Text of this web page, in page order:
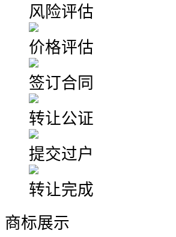
风险评估
价格评估
签订合同
转让公证
提交过户
转让完成
商标展示